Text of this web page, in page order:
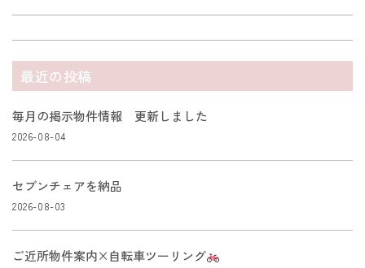
最近の投稿
毎月の掲示物件情報 更新しました
2026-08-04
セブンチェアを納品
2026-08-03
ご近所物件案内×自転車ツーリング